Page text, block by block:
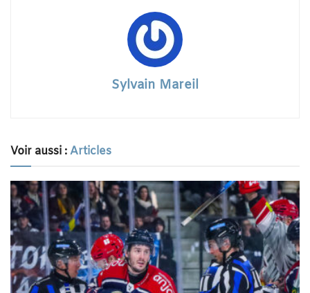
Sylvain Mareil
Voir aussi :Articles